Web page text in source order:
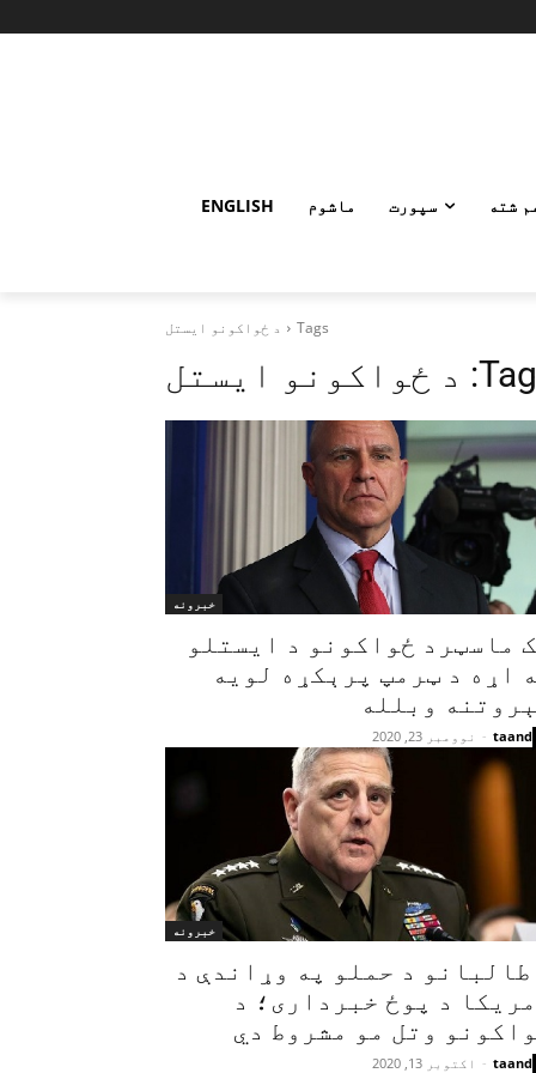
شته سپورت ماشوم ENGLISH
Tags د ځواکونو ایستل
Tag: د ځواکونو ایستل
خبرونه
ماسټرد ځواکونو د ایستلو
اړه د ټرمپ پرېکړه لویه
وبلله
taand
- نوومبر 23, 2020
خبرونه
طالبانو د حملو په وړاندې د
د پوځ خبرداری؛ د
وتل مو مشروط دي
taand
- اکتوبر 13, 2020